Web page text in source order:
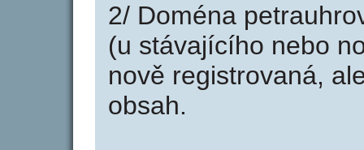
2/ Doména
(u stávajícího nebo
nově registrovaná,
obsah.